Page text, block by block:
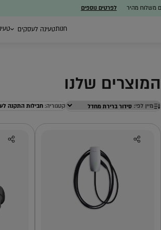
משלוח מהיר לפרטים נוספים
חנותטעינה לעסקים
המוצרים שלנו
מיין לפי: קטגוריה: חבילות התקנה